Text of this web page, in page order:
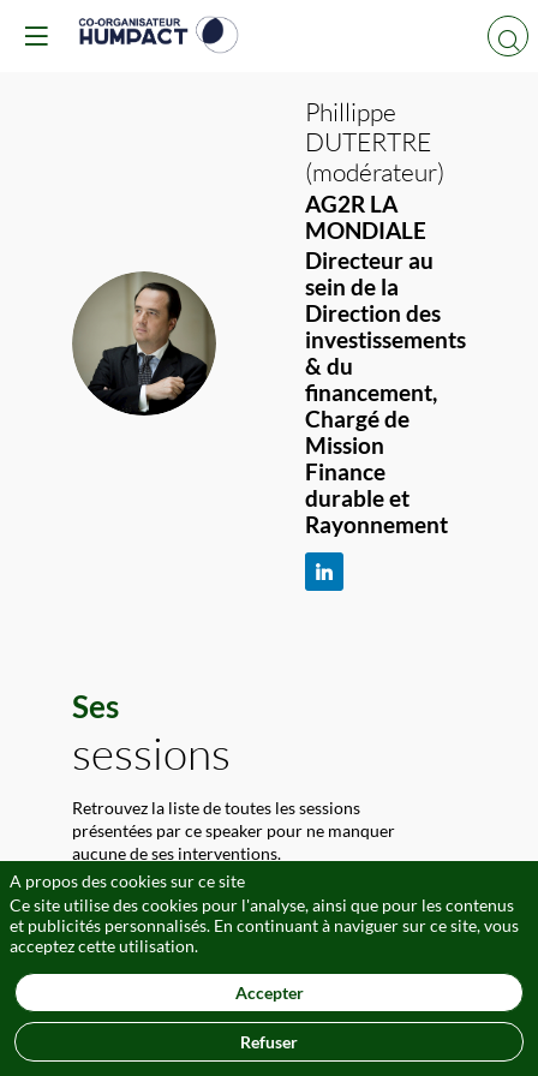
PD(
Phillippe
DUTERTRE
(modérateur)
AG2R LA
MONDIALE
Directeur au
sein de la
Direction des
investissements
& du
financement,
Chargé de
Mission
Finance
durable et
Rayonnement
Ses
sessions
Retrouvez la liste de toutes les sessions
présentées par ce speaker pour ne manquer
aucune de ses interventions.
Toutes les sessions
A propos des cookies sur ce site
Ce site utilise des cookies pour l'analyse, ainsi que pour les contenus
et publicités personnalisés. En continuant à naviguer sur ce site, vous
acceptez cette utilisation.
Accepter
Refuser